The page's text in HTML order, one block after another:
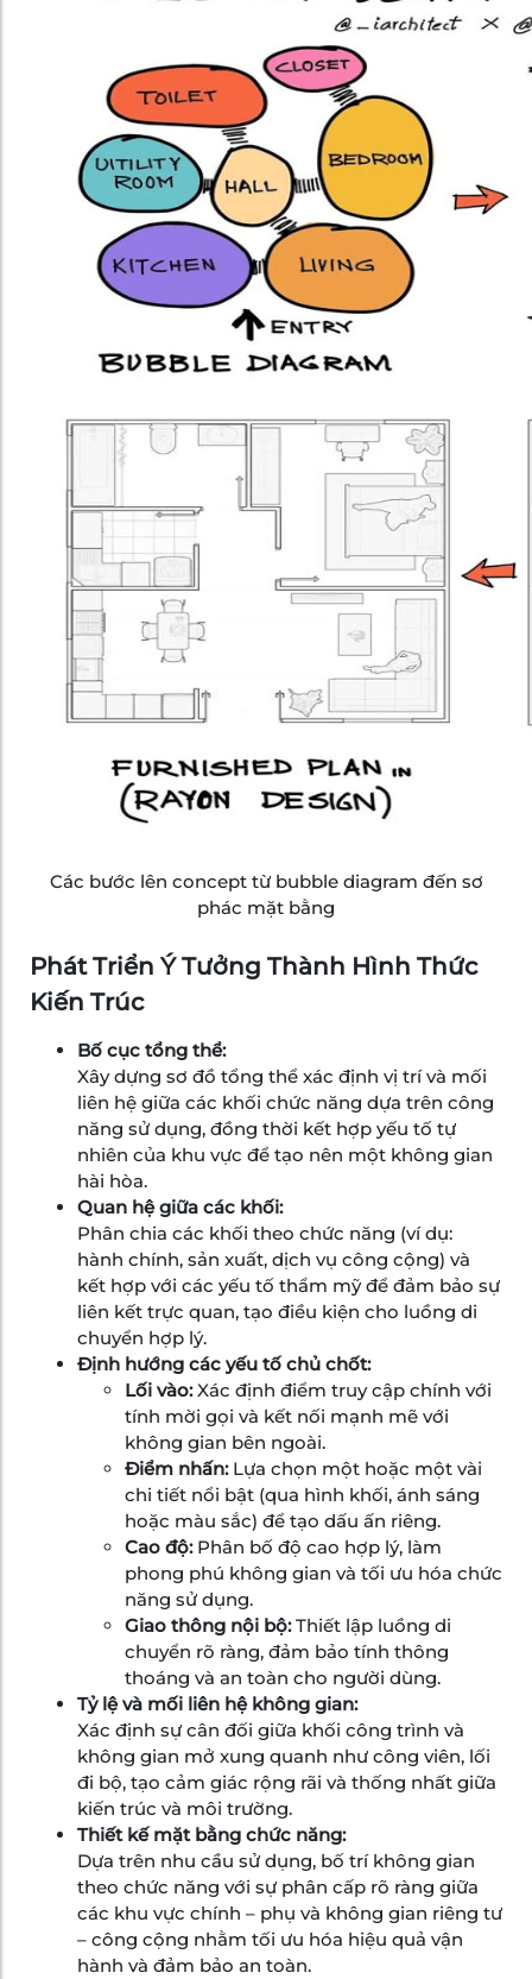
Các bước lên concept từ bubble diagram đến sơ
phác mặt bằng
Phát Triển Ý Tưởng Thành Hình Thức
Kiến Trúc
Bố cục tổng thể:
Xây dựng sơ đồ tổng thể xác định vị trí và mối
liên hệ giữa các khối chức năng dựa trên công
năng sử dụng, đồng thời kết hợp yếu tố tự
nhiên của khu vực để tạo nên một không gian
hài hòa.
Quan hệ giữa các khối:
Phân chia các khối theo chức năng (ví dụ:
hành chính, sản xuất, dịch vụ công cộng) và
kết hợp với các yếu tố thẩm mỹ để đảm bảo sự
liên kết trực quan, tạo điều kiện cho luồng di
chuyển hợp lý.
Định hướng các yếu tố chủ chốt:
Lối vào:Xác định điểm truy cập chính với
tính mời gọi và kết nối mạnh mẽ với
không gian bên ngoài.
Điểm nhấn:Lựa chọn một hoặc một vài
chi tiết nổi bật (qua hình khối, ánh sáng
hoặc màu sắc) để tạo dấu ấn riêng.
Cao độ:Phân bố độ cao hợp lý, làm
phong phú không gian và tối ưu hóa chức
năng sử dụng.
Giao thông nội bộ:Thiết lập luồng di
chuyển rõ ràng, đảm bảo tính thông
thoáng và an toàn cho người dùng.
Tỷ lệ và mối liên hệ không gian:
Xác định sự cân đối giữa khối công trình và
không gian mở xung quanh như công viên, lối
đi bộ, tạo cảm giác rộng rãi và thống nhất giữa
kiến trúc và môi trường.
Thiết kế mặt bằng chức năng:
Dựa trên nhu cầu sử dụng, bố trí không gian
theo chức năng với sự phân cấp rõ ràng giữa
các khu vực chính – phụ và không gian riêng tư
– công cộng nhằm tối ưu hóa hiệu quả vận
hành và đảm bảo an toàn.